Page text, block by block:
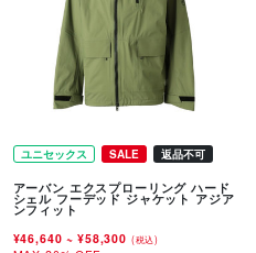
ユニセックス SALE 返品不可
アーバン エクスプローリング ハード
シェル フーデッド ジャケット アジア
ンフィット
¥46,640~ ¥58,300 (税込)